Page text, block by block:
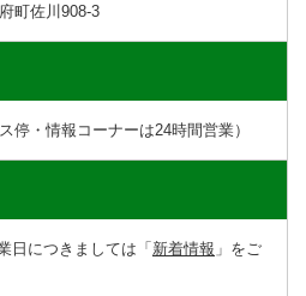
町佐川908-3
・情報コーナーは24時間営業）
日につきましては「新着情報 」をご